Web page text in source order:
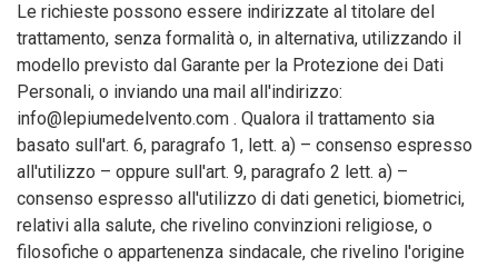
Le richieste possono essere indirizzate al titolare del
trattamento, senza formalità o, in alternativa, utilizzando il
modello previsto dal Garante per la Protezione dei Dati
Personali, o inviando una mail all'indirizzo:
info@lepiumedelvento.com . Qualora il trattamento sia
basato sull'art. 6, paragrafo 1, lett. a) – consenso espresso
all'utilizzo – oppure sull'art. 9, paragrafo 2 lett. a) –
consenso espresso all'utilizzo di dati genetici, biometrici,
relativi alla salute, che rivelino convinzioni religiose, o
filosofiche o appartenenza sindacale, che rivelino l'origine